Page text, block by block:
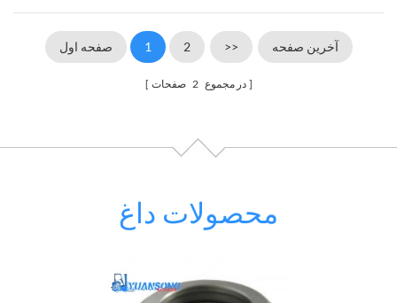
صفحه اول 1 2 >> آخرین صفحه
در مجموع 2 صفحات
محصولات داغ